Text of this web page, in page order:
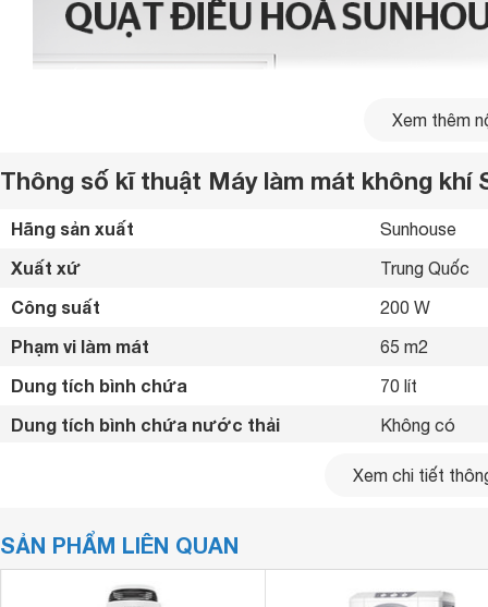
SHD7776 được trang bị 4 bánh xe dễ dàng di chuyển
khóa giúp cố định máy làm mát chắc chắn trên mặt sàn.
Xem thêm
Thông số kĩ thuật Máy làm mát không khí
Hãng sản xuất Sunhouse
Xuất xứ Trung Quốc
Công suất 200 W
Phạm vi làm mát 65 m2
Dung tích bình chứa 70 lít
Dung tích bình chứa nước thải Không có
Tạo hơi
Chế độ gió
Lưu lượng gió
Xem chi tiết
SẢN PHẨM LIÊN QUAN